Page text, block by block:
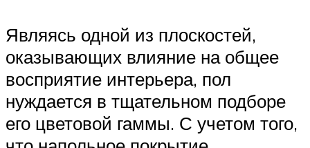
Являясь одной из плоскостей,
оказывающих влияние на общее
восприятие интерьера, пол
нуждается в тщательном подборе
его цветовой гаммы. С учетом того,